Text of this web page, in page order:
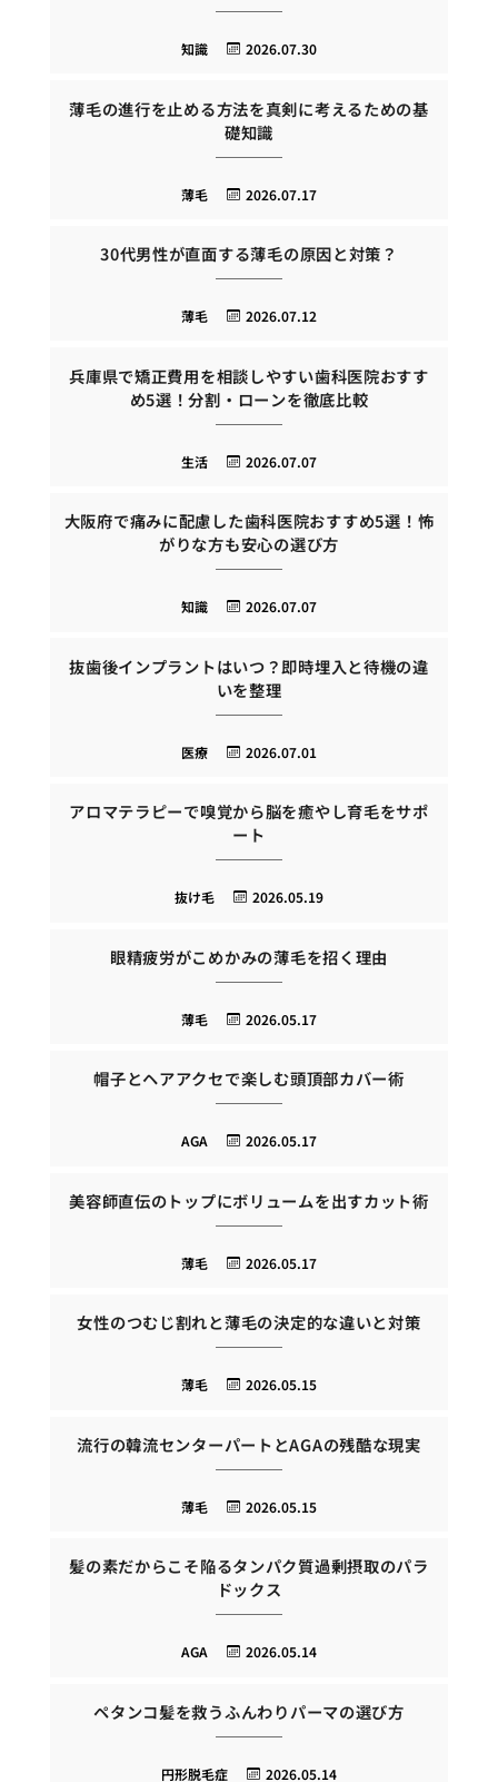
2026.07.30
知識
薄毛の進行を止める方法を真剣に考えるための基
礎知識
2026.07.17
薄毛
30代男性が直面する薄毛の原因と対策？
2026.07.12
薄毛
兵庫県で矯正費用を相談しやすい歯科医院おすす
め5選！分割・ローンを徹底比較
2026.07.07
生活
大阪府で痛みに配慮した歯科医院おすすめ5選！怖
がりな方も安心の選び方
2026.07.07
知識
抜歯後インプラントはいつ？即時埋入と待機の違
いを整理
2026.07.01
医療
アロマテラピーで嗅覚から脳を癒やし育毛をサポ
ート
2026.05.19
抜け毛
眼精疲労がこめかみの薄毛を招く理由
2026.05.17
薄毛
帽子とヘアアクセで楽しむ頭頂部カバー術
2026.05.17
AGA
美容師直伝のトップにボリュームを出すカット術
2026.05.17
薄毛
女性のつむじ割れと薄毛の決定的な違いと対策
2026.05.15
薄毛
流行の韓流センターパートとAGAの残酷な現実
2026.05.15
薄毛
髪の素だからこそ陥るタンパク質過剰摂取のパラ
ドックス
2026.05.14
AGA
ペタンコ髪を救うふんわりパーマの選び方
2026.05.14
円形脱毛症